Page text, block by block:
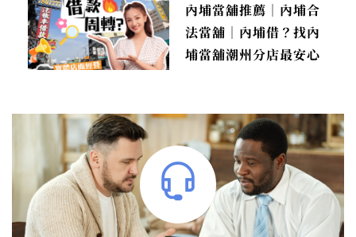
內埔當舖推薦｜內埔合
法當舖｜內埔借？找內
埔當舖潮州分店最安心